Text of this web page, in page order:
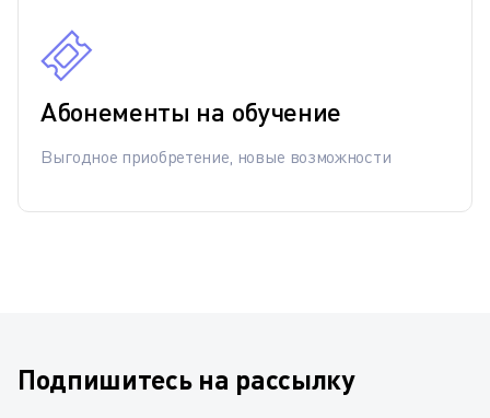
Абонементы на обучение
Выгодное приобретение, новые возможности
Подпишитесь на рассылку